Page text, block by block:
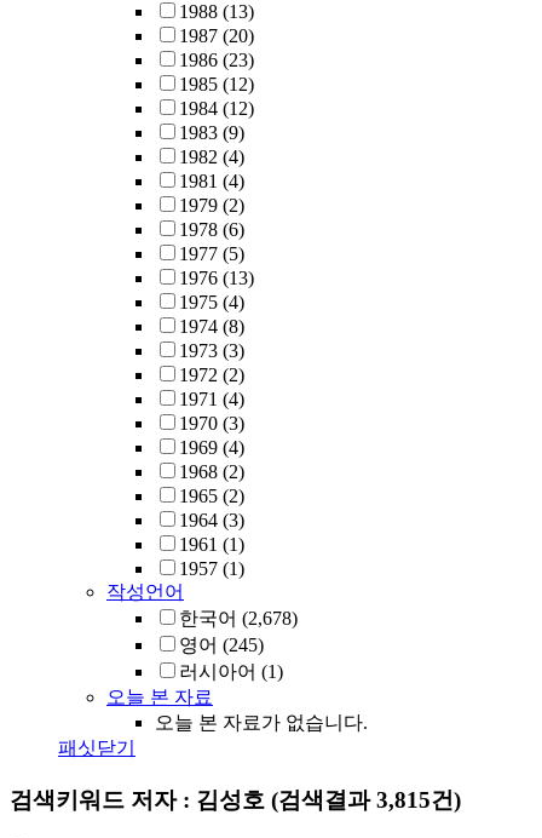
1988 (13)
1987 (20)
1986 (23)
1985 (12)
1984 (12)
1983 (9)
1982 (4)
1981 (4)
1979 (2)
1978 (6)
1977 (5)
1976 (13)
1975 (4)
1974 (8)
1973 (3)
1972 (2)
1971 (4)
1970 (3)
1969 (4)
1968 (2)
1965 (2)
1964 (3)
1961 (1)
1957 (1)
작성언어
한국어 (2,678)
영어 (245)
러시아어 (1)
오늘 본 자료
오늘 본 자료가 없습니다.
패싯닫기
검색키워드 저자 : 김성호 (검색결과 3,815건)